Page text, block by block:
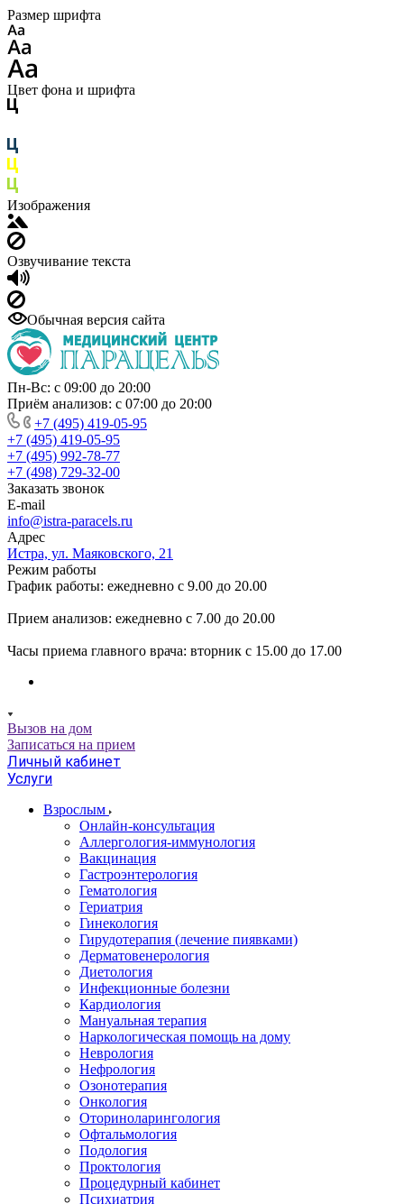
Размер шрифта
Цвет фона и шрифта
Изображения
Озвучивание текста
Обычная версия сайта
Пн-Вс: с 09:00 до 20:00
Приём анализов: с 07:00 до 20:00
+7 (495) 419-05-95
+7 (495) 419-05-95
+7 (495) 992-78-77
+7 (498) 729-32-00
Заказать звонок
E-mail
info@istra-paracels.ru
Адрес
Истра, ул. Маяковского, 21
Режим работы
График работы: ежедневно с 9.00 до 20.00
Прием анализов: ежедневно с 7.00 до 20.00
Часы приема главного врача: вторник с 15.00 до 17.00
Вызов на дом
Записаться на прием
Личный кабинет
Услуги
Взрослым
Онлайн-консультация
Аллергология-иммунология
Вакцинация
Гастроэнтерология
Гематология
Гериатрия
Гинекология
Гирудотерапия (лечение пиявками)
Дерматовенерология
Диетология
Инфекционные болезни
Кардиология
Мануальная терапия
Наркологическая помощь на дому
Неврология
Нефрология
Озонотерапия
Онкология
Оториноларингология
Офтальмология
Подология
Проктология
Процедурный кабинет
Психиатрия